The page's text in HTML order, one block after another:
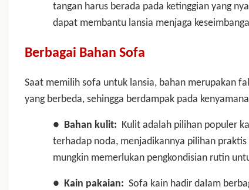
tangan harus berada pada ketinggian yang
dapat membantu lansia menjaga
Berbagai Bahan Sofa
Saat memilih sofa untuk lansia, bahan merupakan
yang berbeda, sehingga berdampak pada
● Bahan kulit: Kulit adalah pilihan populer
terhadap noda, menjadikannya pilihan
mungkin memerlukan pengkondisian rutin
● Kain pakaian: Sofa kain hadir dalam